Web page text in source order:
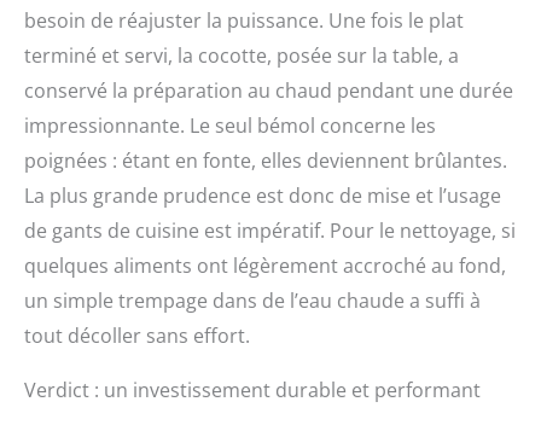
besoin de réajuster la puissance. Une fois le plat
terminé et servi, la cocotte, posée sur la table, a
conservé la préparation au chaud pendant une durée
impressionnante. Le seul bémol concerne les
poignées : étant en fonte, elles deviennent brûlantes.
La plus grande prudence est donc de mise et l’usage
de gants de cuisine est impératif. Pour le nettoyage, si
quelques aliments ont légèrement accroché au fond,
un simple trempage dans de l’eau chaude a suffi à
tout décoller sans effort.
Verdict : un investissement durable et performant